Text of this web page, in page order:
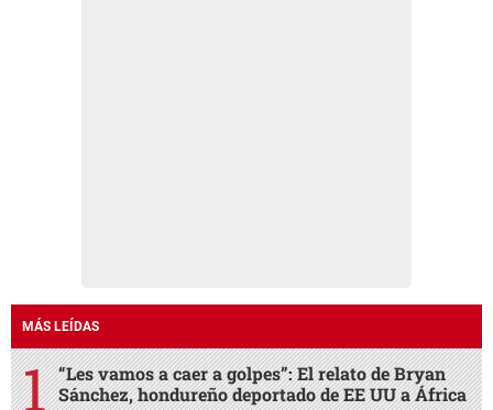
MÁS LEÍDAS
“Les vamos a caer a golpes”: El relato de Bryan
Sánchez, hondureño deportado de EE UU a África